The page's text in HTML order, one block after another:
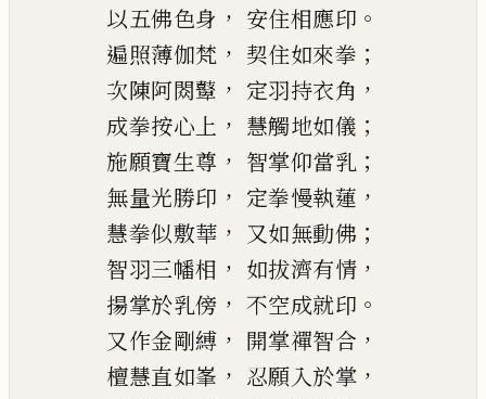
以五佛色身 ， 安住相應印 。
遍照薄伽梵 ， 契住如來拳 ；
次陳阿閦鼙 ， 定羽持衣角 ，
成拳按心上 ， 慧觸地如儀 ；
施願寶生尊 ， 智掌仰當乳 ；
無量光勝印 ， 定拳慢執蓮 ，
慧拳似敷華 ， 又如無動佛 ；
智羽三幡相 ， 如拔濟有情 ，
揚掌於乳傍 ， 不空成就印 。
又作金剛縛 ， 開掌禪智合 ，
檀慧直如峯 ， 忍願入於掌 ，